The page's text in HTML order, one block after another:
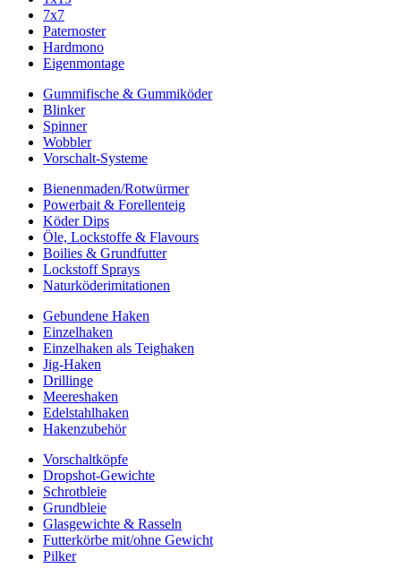
7x7
Paternoster
Hardmono
Eigenmontage
Gummifische & Gummiköder
Blinker
Spinner
Wobbler
Vorschalt-Systeme
Bienenmaden/Rotwürmer
Powerbait & Forellenteig
Köder Dips
Öle, Lockstoffe & Flavours
Boilies & Grundfutter
Lockstoff Sprays
Naturköderimitationen
Gebundene Haken
Einzelhaken
Einzelhaken als Teighaken
Jig-Haken
Drillinge
Meereshaken
Edelstahlhaken
Hakenzubehör
Vorschaltköpfe
Dropshot-Gewichte
Schrotbleie
Grundbleie
Glasgewichte & Rasseln
Futterkörbe mit/ohne Gewicht
Pilker